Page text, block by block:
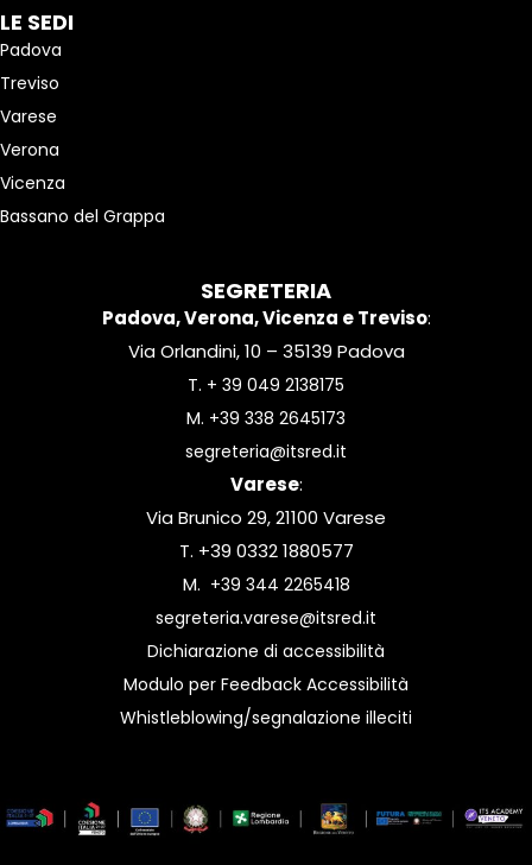
LE SEDI
Padova
Treviso
Varese
Verona
Vicenza
Bassano del Grappa
SEGRETERIA
Padova, Verona, Vicenza e Treviso:
Via Orlandini, 10 – 35139 Padova
T. + 39 049 2138175
M. +39 338 2645173
segreteria@itsred.it
Varese:
Via Brunico 29, 21100 Varese
T. +39 0332 1880577
M. +39 344 2265418
segreteria.varese@itsred.it
Dichiarazione di accessibilità
Modulo per Feedback Accessibilità
Whistleblowing/segnalazione illeciti